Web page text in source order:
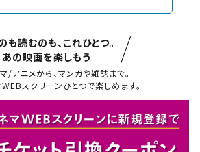
閉じる
閉じる
ら選ぶ
も読むのも、これひとつ。
あの映画を楽しもう
/アニメから、マンガや雑誌まで。
スクリーンひとつで楽しめます。